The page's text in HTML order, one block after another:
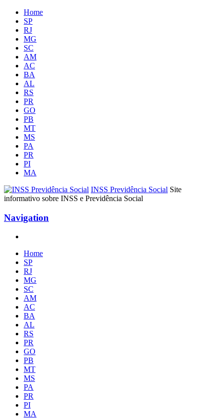
Home
SP
RJ
MG
SC
AM
AC
BA
AL
RS
PR
GO
PB
MT
MS
PA
PR
PI
MA
INSS Previdência Social Site
informativo sobre INSS e Previdência Social
Navigation
Home
SP
RJ
MG
SC
AM
AC
BA
AL
RS
PR
GO
PB
MT
MS
PA
PR
PI
MA